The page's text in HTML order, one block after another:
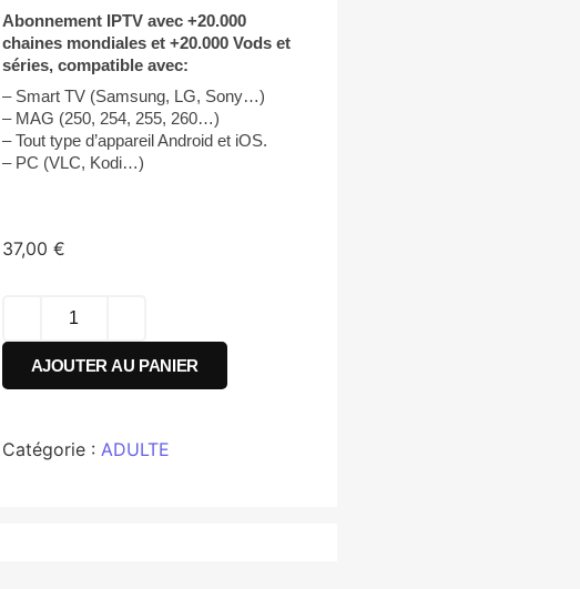
Abonnement IPTV avec +20.000
chaines mondiales et +20.000 Vods et
séries, compatible avec:
– Smart TV (Samsung, LG, Sony…)
– MAG (250, 254, 255, 260…)
– Tout type d’appareil Android et iOS.
– PC (VLC, Kodi…)
37,00 €
AJOUTER AU PANIER
Catégorie : ADULTE